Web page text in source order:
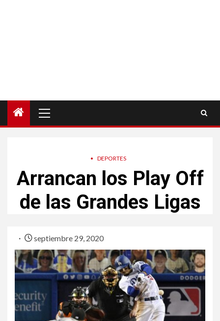
principal
• DEPORTES
Arrancan los Play Off
de las Grandes Ligas
septiembre 29, 2020